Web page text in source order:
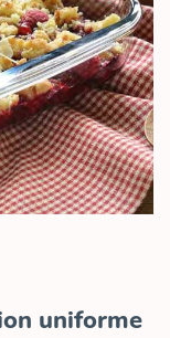
uniforme